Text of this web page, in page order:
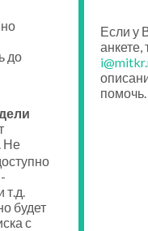
до
Не
т.д.
будет
с
Если у
помочь.